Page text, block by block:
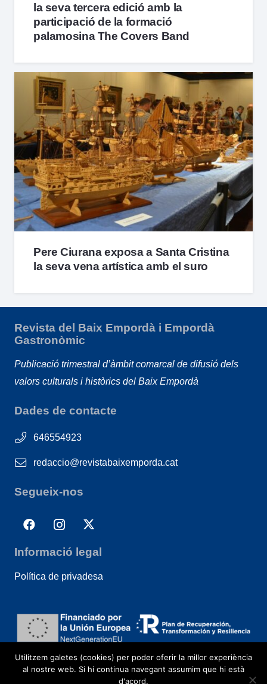
la seva tercera edició amb la
participació de la formació
palamosina The Covers Band
Pere Ciurana exposa a Santa Cristina
la seva vena artística amb el suro
Revista del Baix Empordà i Empordà
Gastronòmic
Publicació trimestral d’àmbit comarcal de difusió dels
valors culturals i històrics del Baix Empordà
Dades de contacte
646554923
redaccio@revistabaixemporda.cat
Segueix-nos
Informació legal
Política de privadesa
Utilitzem galetes (cookies) per poder oferir la millor experiència
al nostre web. Si hi continua navegant assumim que hi està
d'acord.